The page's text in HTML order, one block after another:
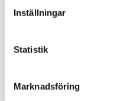
Inställningar
Statistik
Marknadsföring
Mössa med Jämthund
Mössan finns i flera färger.
INFO